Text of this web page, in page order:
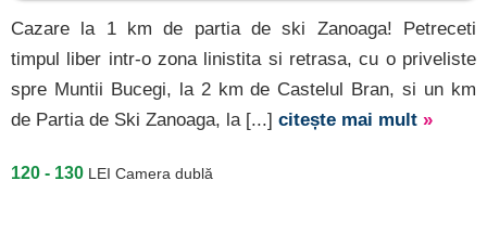
Cazare la 1 km de partia de ski Zanoaga! Petreceti
timpul liber intr-o zona linistita si retrasa, cu o priveliste
spre Muntii Bucegi, la 2 km de Castelul Bran, si un km
de Partia de Ski Zanoaga, la [...] citește mai mult »
120 - 130 LEI Camera dublă